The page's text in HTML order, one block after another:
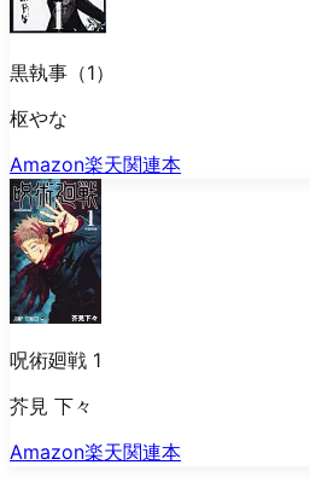
黒執事（1）
枢やな
Amazon楽天関連本
呪術廻戦 1
芥見 下々
Amazon楽天関連本